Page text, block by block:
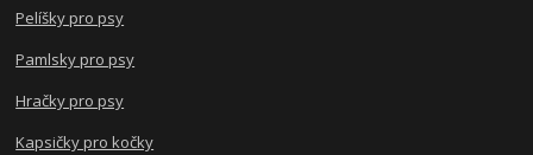
Pelíšky pro psy
Pamlsky pro psy
Hračky pro psy
Kapsičky pro kočky